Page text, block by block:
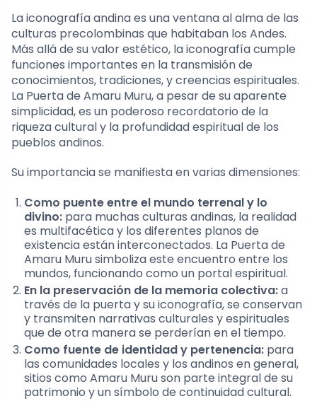
La iconografía andina es una ventana al alma de las
culturas precolombinas que habitaban los Andes.
Más allá de su valor estético, la iconografía cumple
funciones importantes en la transmisión de
conocimientos, tradiciones, y creencias espirituales.
La Puerta de Amaru Muru, a pesar de su aparente
simplicidad, es un poderoso recordatorio de la
riqueza cultural y la profundidad espiritual de los
pueblos andinos.
Su importancia se manifiesta en varias dimensiones:
Como puente entre el mundo terrenal y lo
divino: para muchas culturas andinas, la realidad
es multifacética y los diferentes planos de
existencia están interconectados. La Puerta de
Amaru Muru simboliza este encuentro entre los
mundos, funcionando como un portal espiritual.
En la preservación de la memoria colectiva:a
través de la puerta y su iconografía, se conservan
y transmiten narrativas culturales y espirituales
que de otra manera se perderían en el tiempo.
Como fuente de identidad y pertenencia: para
las comunidades locales y los andinos en general,
sitios como Amaru Muru son parte integral de su
patrimonio y un símbolo de continuidad cultural.